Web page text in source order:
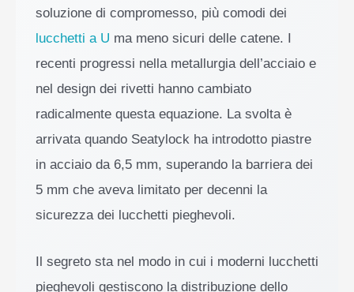
soluzione di compromesso, più comodi dei
lucchetti a U ma meno sicuri delle catene. I
recenti progressi nella metallurgia dell’acciaio e
nel design dei rivetti hanno cambiato
radicalmente questa equazione. La svolta è
arrivata quando Seatylock ha introdotto piastre
in acciaio da 6,5 mm, superando la barriera dei
5 mm che aveva limitato per decenni la
sicurezza dei lucchetti pieghevoli.
Il segreto sta nel modo in cui i moderni lucchetti
pieghevoli gestiscono la distribuzione dello